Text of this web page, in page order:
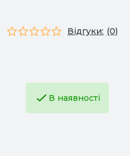
Відгуки: (0)
В наявності